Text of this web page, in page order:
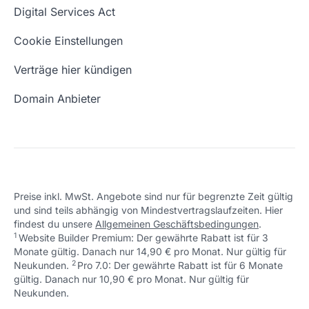
Was ist eine Domain?
Domain Umzug
Wie ist meine IP?
Email Adresse erstellen
Digital Services Act
Cookie Einstellungen
Verträge hier kündigen
Domain Anbieter
Preise inkl. MwSt. Angebote sind nur für begrenzte Zeit gültig
und sind teils abhängig von Mindestvertragslaufzeiten. Hier
findest du unsere Allgemeinen Geschäftsbedingungen.
1 Website Builder Premium: Der gewährte Rabatt ist für 3
Monate gültig. Danach nur 14,90 € pro Monat. Nur gültig für
Neukunden. ↩ 1
2 Pro 7.0: Der gewährte Rabatt ist für 6 Monate
gültig. Danach nur 10,90 € pro Monat. Nur gültig für
Neukunden.